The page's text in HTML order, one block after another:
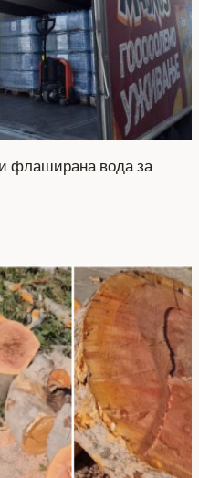
флаширана вода за